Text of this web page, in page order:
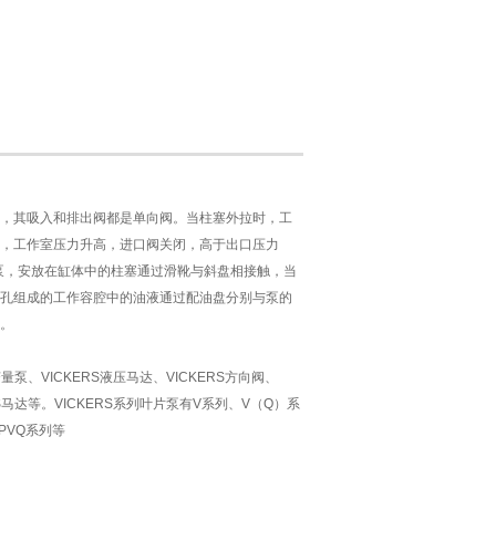
其吸入和排出阀都是单向阀。当柱塞外拉时，工
工作室压力升高，进口阀关闭，高于出口压力
安放在缸体中的柱塞通过滑靴与斜盘相接触，当
组成的工作容腔中的油液通过配油盘分别与泵的
泵、VICKERS液压马达、VICKERS方向阀、
达等。VICKERS系列叶片泵有V系列、V（Q）系
系列等